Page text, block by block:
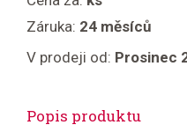
Záruka: 24 měsíců
V prodeji od: Prosinec
Popis produktu